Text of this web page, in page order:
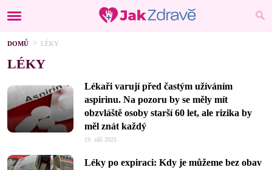
DOMŮ LÉKY
LÉKY
Lékaři varují před častým užíváním
aspirinu. Na pozoru by se měly mít
obzvláště osoby starší 60 let, ale rizika by
měl znát každý
19. září 2025
Léky po expiraci: Kdy je můžeme bez obav